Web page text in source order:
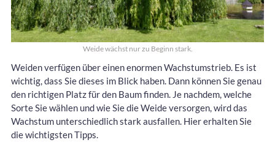
Weide wächst nur zu Beginn stark.
Weiden verfügen über einen enormen Wachstumstrieb. Es ist
wichtig, dass Sie dieses im Blick haben. Dann können Sie genau
den richtigen Platz für den Baum finden. Je nachdem, welche
Sorte Sie wählen und wie Sie die Weide versorgen, wird das
Wachstum unterschiedlich stark ausfallen. Hier erhalten Sie
die wichtigsten Tipps.